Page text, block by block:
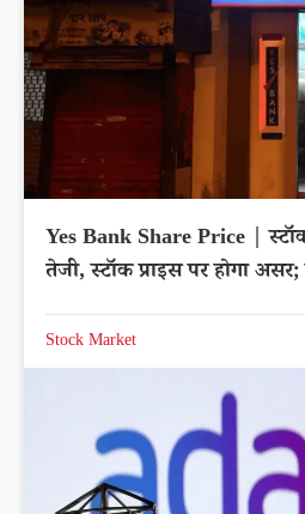
Yes Bank Share Price |
तेजी, स्टॉक प्राइस पर होगा
Stock Market